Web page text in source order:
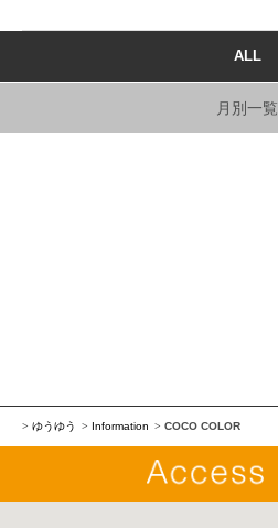
ALL
月別一覧
ゆうゆう Information COCO COLOR